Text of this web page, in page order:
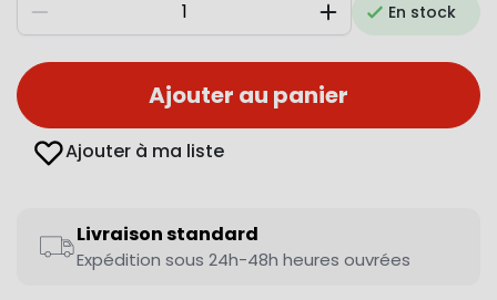
Diminuer AugmenterEn stock
Ajouter au panier
Ajouter à ma liste
Livraison standard
Expédition sous 24h-48h heures ouvrées